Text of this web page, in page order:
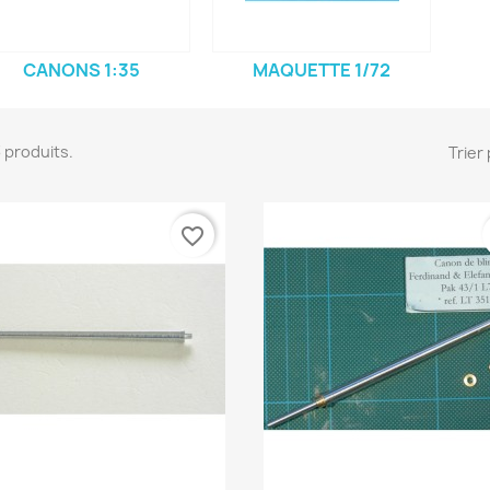
CANONS 1:35 MAQUETTE 1/72
produits. Trier
favorite_border